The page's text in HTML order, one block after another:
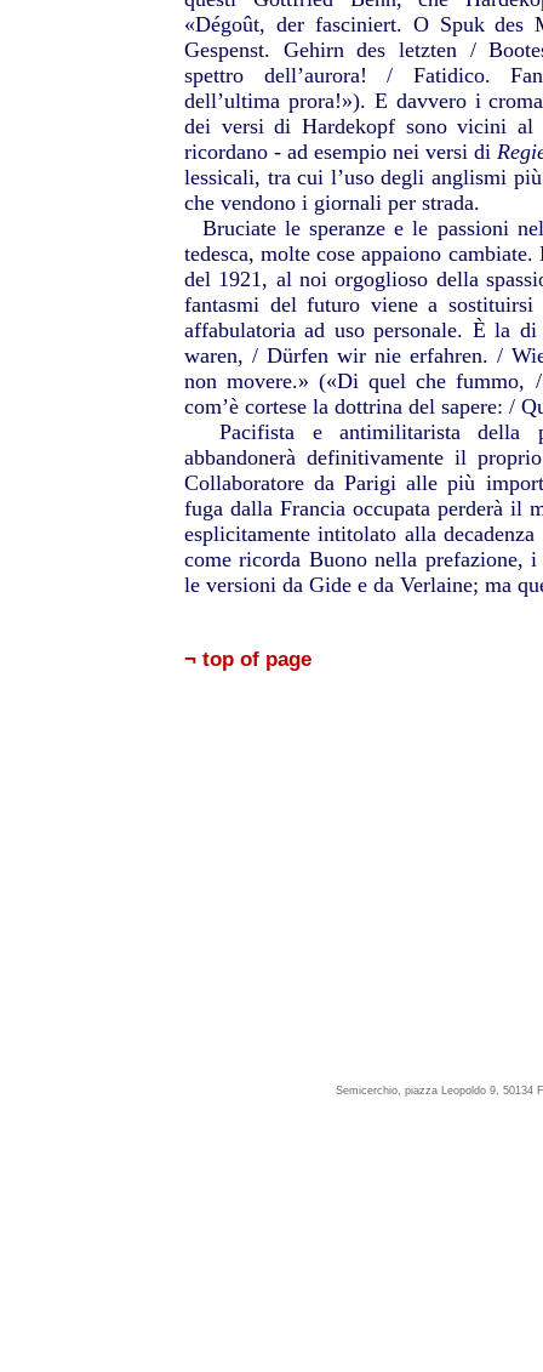
«Dégoût, der fasciniert. O Spuk des
Gespenst. Gehirn des letzten /
spettro dell’aurora! / Fatidico.
dell’ultima prora!»). E davvero i
dei versi di Hardekopf sono vicini al
ricordano - ad esempio nei versi di
lessicali, tra cui l’uso degli anglismi
che vendono i giornali per strada.
Bruciate le speranze e le passioni
tedesca, molte cose appaiono
del 1921, al noi orgoglioso della
fantasmi del futuro viene a
affabulatoria ad uso personale. È la
waren, / Dürfen wir nie erfahren. /
non movere.» («Di quel che fummo,
com’è cortese la dottrina del sapere: /
Pacifista e antimilitarista della
abbandonerà definitivamente il
Collaboratore da Parigi alle più
fuga dalla Francia occupata perderà il
esplicitamente intitolato alla
come ricorda Buono nella prefazione,
le versioni da Gide e da Verlaine; ma
¬ top of page
Semicerchio, piazza Leopoldo 9, 50134